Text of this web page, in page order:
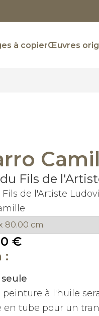
à copierŒuvres
Fils de
de l'Artiste
€
:
peinture à l'huile
en tube pour un